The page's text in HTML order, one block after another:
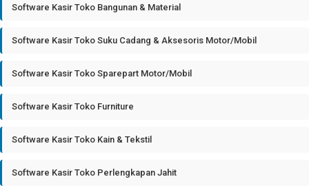
Software Kasir Toko Bangunan & Material
Software Kasir Toko Suku Cadang & Aksesoris Motor/Mobil
Software Kasir Toko Sparepart Motor/Mobil
Software Kasir Toko Furniture
Software Kasir Toko Kain & Tekstil
Software Kasir Toko Perlengkapan Jahit